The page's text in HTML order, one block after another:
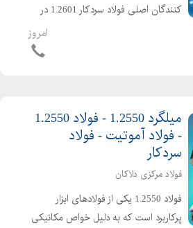
کنندگان اصلی فولاد سردکار 1.2601 در
بازار فولاد و استیل ایران می باشد. فولاد
1.2601 از خانواده فولادهای ابزاری سردکار
امروز
میلگرد 1.2550 - فولاد 1.2550
- فولاد آموتیت - فولاد
سردکار
فولاد مرکزی دلاکان
فولاد 1.2550 یکی از فولادهای ابزار
پرکاربرد است که به دلیل خواص مکانیکی